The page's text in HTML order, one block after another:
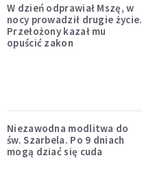
W dzień odprawiał Mszę, w
nocy prowadził drugie życie.
Przełożony kazał mu
opuścić zakon
Niezawodna modlitwa do
św. Szarbela. Po 9 dniach
mogą dziać się cuda